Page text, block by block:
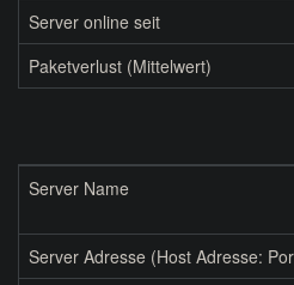
Server online seit
Paketverlust (Mittelwert)
Server Name
Server Adresse (Host Adresse: